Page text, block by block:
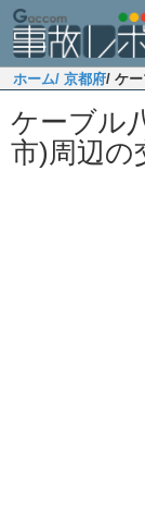
ホーム/ 京都府/ ケ
ケーブル
市)周辺の